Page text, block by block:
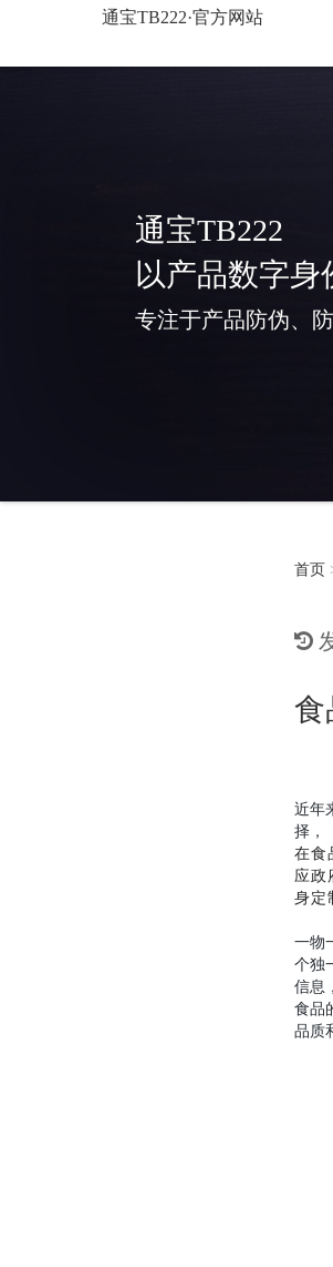
通宝TB222·官方网站
通宝TB222
以产品数字
专注于产品防伪、
首页
食
近年
择，
在食
应政
身定
一物
个独
信息
食品
品质